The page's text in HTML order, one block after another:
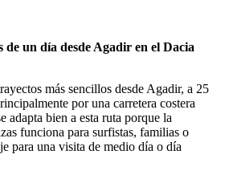
de un día desde Agadir en el Dacia
más sencillos desde Agadir, a 25
por una carretera costera
adapta bien a esta ruta porque la
funciona para surfistas, familias o
para una visita de medio día o día